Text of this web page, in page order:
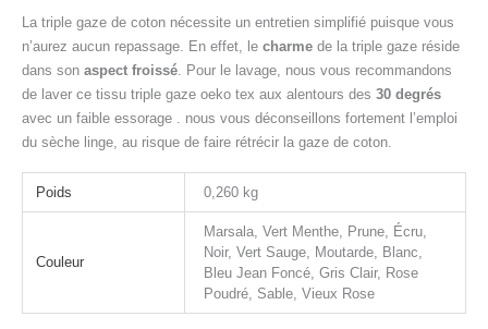
La triple gaze de coton nécessite un entretien simplifié puisque vous
n’aurez aucun repassage. En effet, le charme de la triple gaze réside
dans son aspect froissé. Pour le lavage, nous vous recommandons
de laver ce tissu triple gaze oeko tex aux alentours des 30 degrés
avec un faible essorage . nous vous déconseillons fortement l’emploi
du sèche linge, au risque de faire rétrécir la gaze de coton.
Poids 0,260 kg
Couleur
Marsala, Vert Menthe, Prune, Écru,
Noir, Vert Sauge, Moutarde, Blanc,
Bleu Jean Foncé, Gris Clair, Rose
Poudré, Sable, Vieux Rose